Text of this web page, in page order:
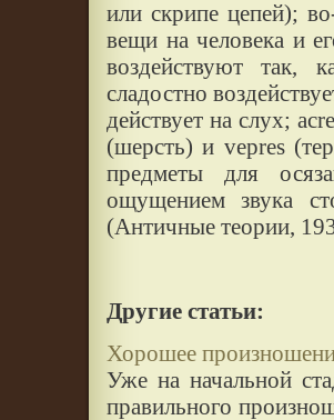
или скрипе цепей);
вещи на человека и
воздействуют
сладостно
действует на слух;
(шерсть) и vepres
предметы для
ощущением звука
(Античные теории,
Другие статьи:
Хорошее
Уже на начальной
правильного